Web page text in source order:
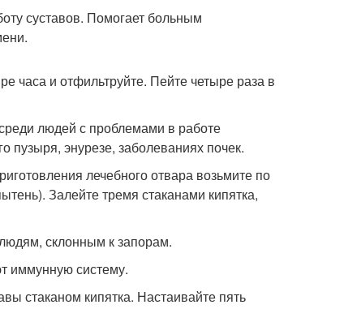
суставов. Помогает больным
часа и отфильтруйте. Пейте четыре раза в
людей с проблемами в работе
пузыря, энурезе, заболеваниях почек.
лечебного отвара возьмите по
Залейте тремя стаканами кипятка,
склонным к запорам.
иммунную систему.
стаканом кипятка. Настаивайте пять